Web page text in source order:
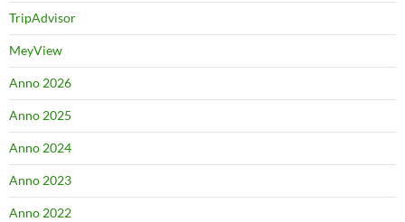
TripAdvisor
MeyView
Anno 2026
Anno 2025
Anno 2024
Anno 2023
Anno 2022